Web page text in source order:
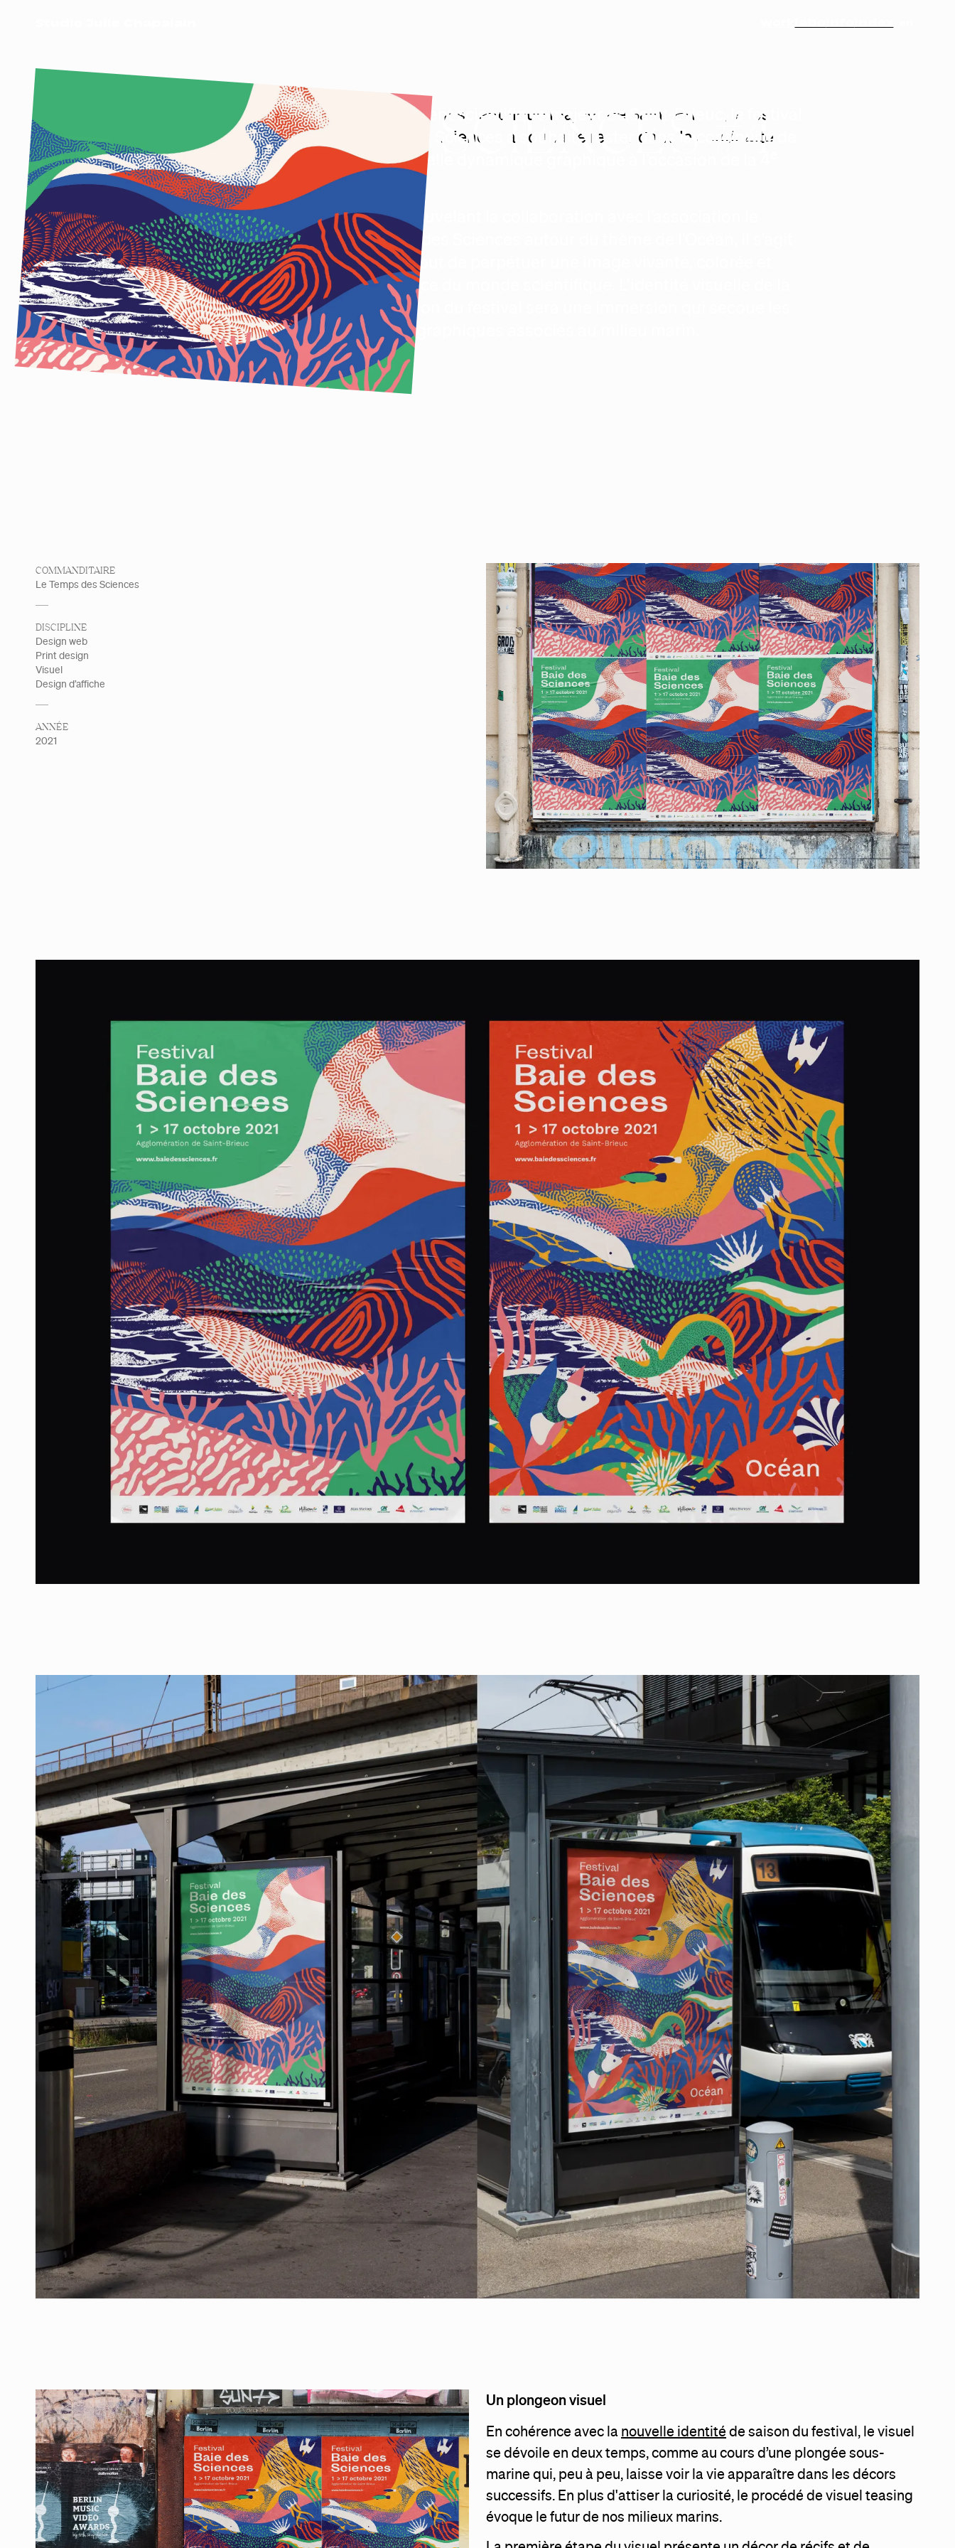
BAIE DES SCIENCES #4
Événement scientifique majeur de Saint-Brieuc, le festival
Baie des Sciences a souhaité rester dans la continuité de
sa nouvelle dynamique graphique à l’occasion de la 4
En renouvelant la collaboration avec l’association le
Temps des Sciences autour du thème de l’Océan, il s’agit
avant tout de perpétuer une image vivante, colorée et
novatrice du monde scientifique. L’identité visuelle de la
édition du festival sera une immersion qui secoue les
codes graphiques associés au milieu marin.
Détails
COMMANDITAIRE
Le Temps des Sciences
DISCIPLINE
Design web
Print design
Visuel
Design d’affiche
ANNÉE
2021
Un plongeon visuel
En cohérence avec la nouvelle identité de saison du festival, le visuel
se dévoile en deux temps, comme au cours d’une plongée sous-
marine qui, peu à peu, laisse voir la vie apparaître dans les décors
successifs. En plus d'attiser la curiosité, le procédé de visuel teasing
évoque le futur de nos milieux marins.